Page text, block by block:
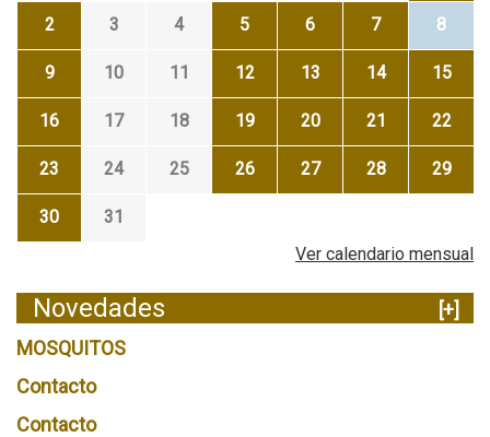
2 3 4 5 6 7 8
9 10 11 12 13 14 15
16 17 18 19 20 21 22
23 24 25 26 27 28 29
30
31
Ver calendario mensual
Novedades
[+]
MOSQUITOS
Contacto
Contacto